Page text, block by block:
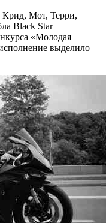
Крид, Мот, Терри,
Black Star
«Молодая
выделило